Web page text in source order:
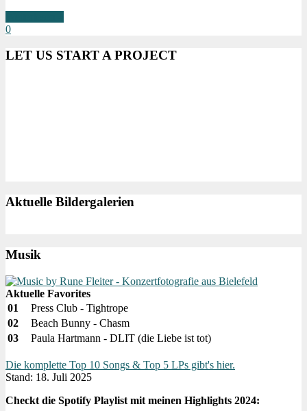
0
LET US START A PROJECT
Aktuelle Bildergalerien
Musik
Aktuelle Favorites
01
Press Club - Tightrope
02
Beach Bunny - Chasm
03
Paula Hartmann - DLIT (die Liebe ist tot)
Die komplette Top 10 Songs & Top 5 LPs gibt's hier.
Stand: 18. Juli 2025
Checkt die Spotify Playlist mit meinen Highlights 2024: